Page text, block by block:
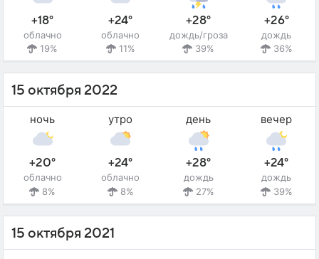
+18°
облачно
19%
+24°
облачно
11%
+28°
дождь/гроза
39%
+26°
дождь
36%
15 октября 2022
ночь
+20°
облачно
8%
утро
+24°
облачно
8%
день
+28°
дождь
27%
вечер
+24°
дождь
39%
15 октября 2021